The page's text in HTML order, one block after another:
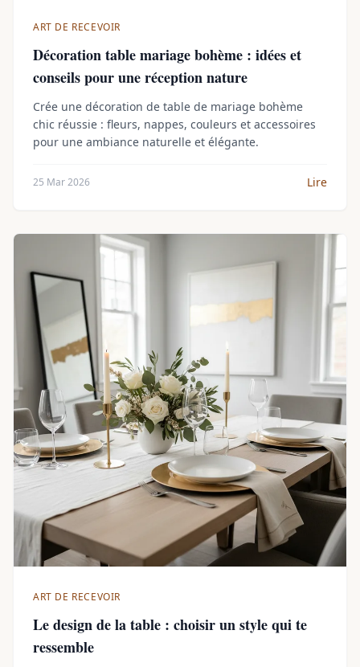
ART DE RECEVOIR
Décoration table mariage bohème : idées et
conseils pour une réception nature
Crée une décoration de table de mariage bohème
chic réussie : fleurs, nappes, couleurs et accessoires
pour une ambiance naturelle et élégante.
25 Mar 2026 Lire
ART DE RECEVOIR
Le design de la table : choisir un style qui te
ressemble